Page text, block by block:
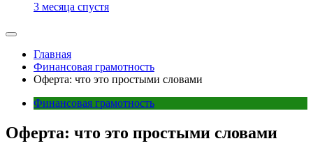
3 месяца спустя
Главная
Финансовая грамотность
Оферта: что это простыми словами
Финансовая грамотность
Оферта: что это простыми словами